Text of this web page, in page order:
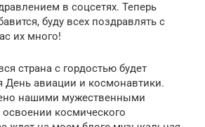
в соцсетях. Теперь
буду всех поздравлять с
их много!
страна с гордостью будет
День авиации и космонавтики.
нашими мужественными
космического